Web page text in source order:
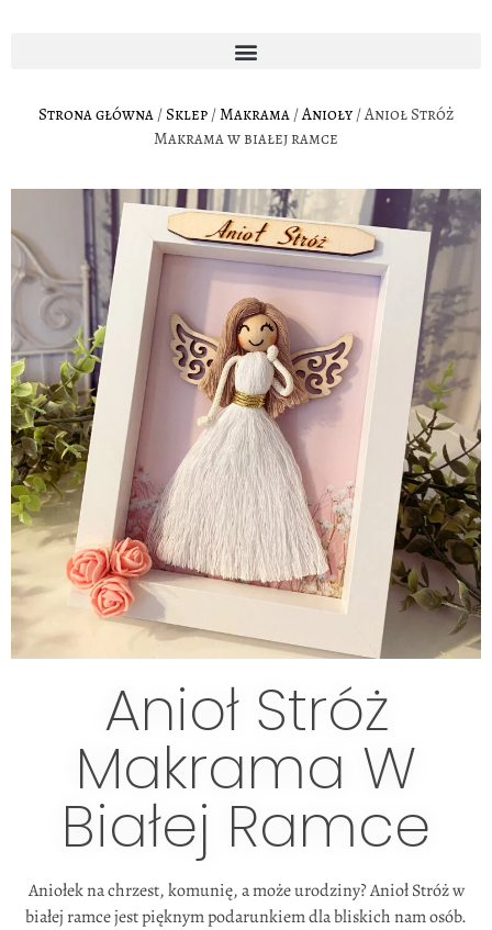
Strona główna / Sklep /Makrama /Anioły/ Anioł Stróż
Makrama w białej ramce
Anioł Stróż
Makrama W
Białej Ramce
Aniołek na chrzest, komunię, a może urodziny? Anioł Stróż w
białej ramce jest pięknym podarunkiem dla bliskich nam osób.